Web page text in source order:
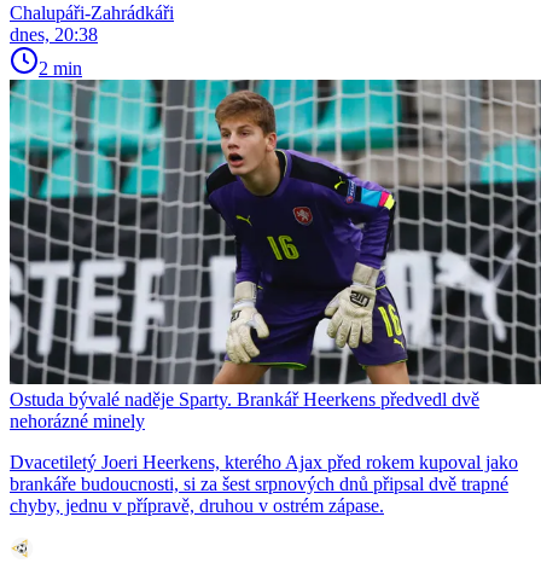
Chalupáři-Zahrádkáři
dnes, 20:38
2 min
Ostuda bývalé naděje Sparty. Brankář Heerkens předvedl dvě
nehorázné minely
Dvacetiletý Joeri Heerkens, kterého Ajax před rokem kupoval jako
brankáře budoucnosti, si za šest srpnových dnů připsal dvě trapné
chyby, jednu v přípravě, druhou v ostrém zápase.